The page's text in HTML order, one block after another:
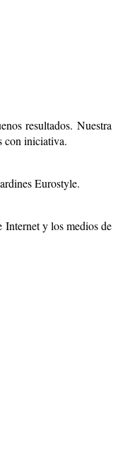
resultados. Nuestra
con iniciativa.
Eurostyle.
Internet y los medios de